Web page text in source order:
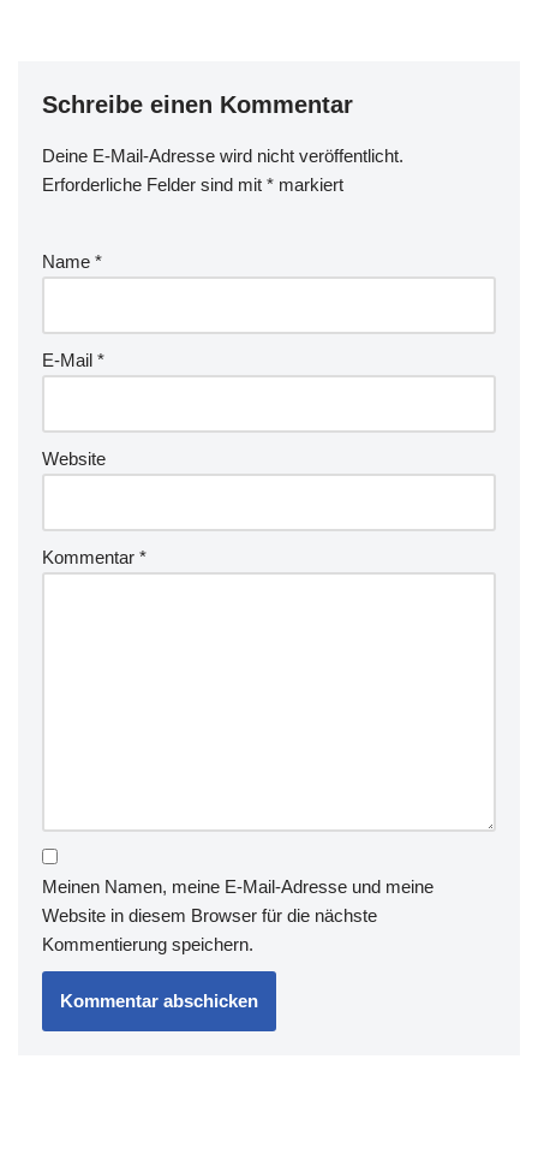
Schreibe einen Kommentar
Deine E-Mail-Adresse wird nicht veröffentlicht.
Erforderliche Felder sind mit * markiert
Name *
E-Mail *
Website
Kommentar *
Meinen Namen, meine E-Mail-Adresse und meine
Website in diesem Browser für die nächste
Kommentierung speichern.